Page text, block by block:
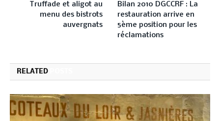
Truffade et aligot au
menu des bistrots
auvergnats
Bilan 2010 DGCCRF : La
restauration arrive en
5ème position pour les
réclamations
RELATED